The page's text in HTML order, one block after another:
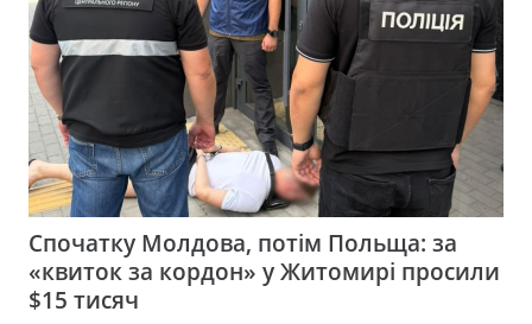
Спочатку Молдова, потім Польща: за
«квиток за кордон» у Житомирі просили
$15 тисяч